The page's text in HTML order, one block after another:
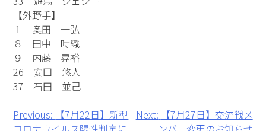
【外野手】
１ 奥田 一弘
８ 田中 時織
９ 内藤 晃裕
26 安田 悠人
37 石田 並己
投
Previous:
【7月22日】新型
Next:
【7月27日】交流戦メ